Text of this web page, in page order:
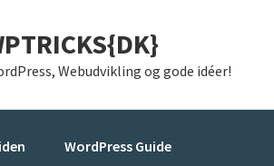
Webudvikling og gode idéer!
WordPress Guide